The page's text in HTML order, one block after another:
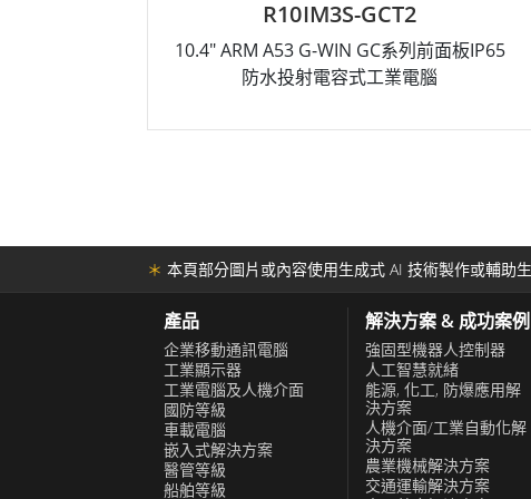
R12IM3S-GCM2
12.1" ARM A53 G-WIN GC系列前面板IP65
防水投射電容式工業電腦
15" ARM
＊ 本頁部分圖片或內容使用生成式 AI 技術製作或輔助
產品
企業移動通訊電腦
工業顯示器
工業電腦及人機介面
國防等級
車載電腦
嵌入式解決方案
醫管等級
船舶等級
解決方案 & 成功案例
強固型機器人控制器
人工智慧就緒
能源, 化工, 防爆應用解
決方案
人機介面/工業自動化解
決方案
農業機械解決方案
交通運輸解決方案